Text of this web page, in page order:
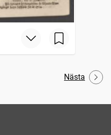
Nästa